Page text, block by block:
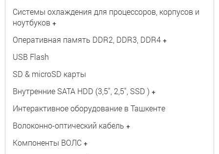
Системы охлаждения для процессоров, корпусов и
ноутбуков +
Оперативная память DDR2, DDR3, DDR4 +
USB Flash
SD & microSD карты
Внутренние SATA HDD (3,5", 2,5", SSD ) +
Интерактивное оборудование в Ташкенте
Волоконно-оптический кабель +
Компоненты ВОЛС +